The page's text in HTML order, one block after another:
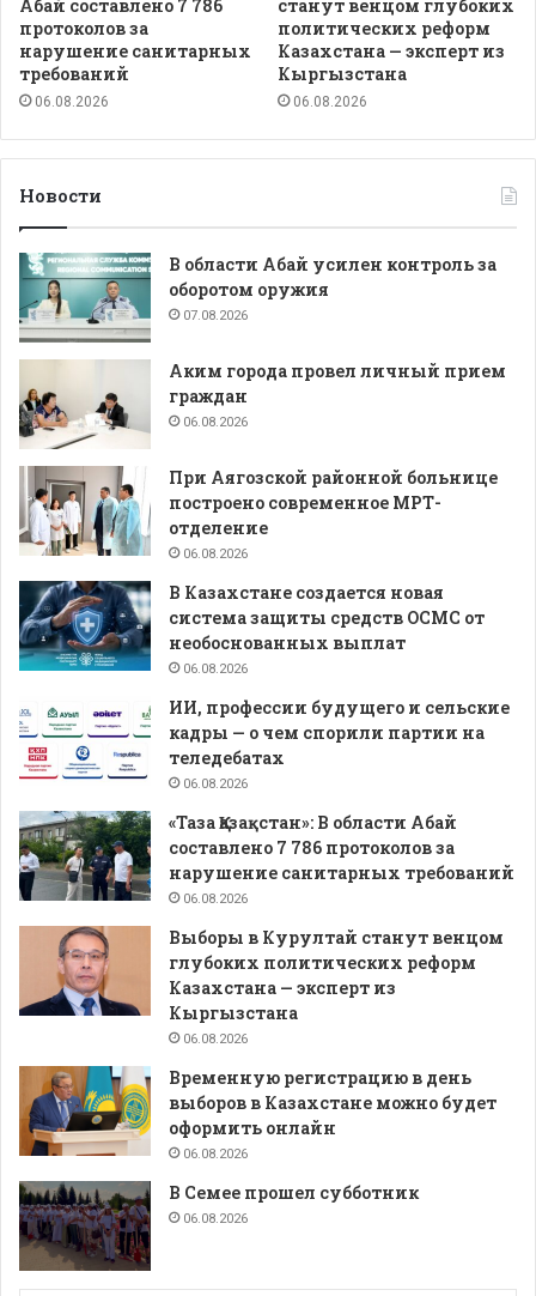
Абай составлено 7 786
протоколов за
нарушение санитарных
требований
06.08.2026
станут венцом глубоких
политических реформ
Казахстана — эксперт из
Кыргызстана
06.08.2026
Новости
В области Абай усилен контроль за
оборотом оружия
07.08.2026
Аким города провел личный прием
граждан
06.08.2026
При Аягозской районной больнице
построено современное МРТ-
отделение
06.08.2026
В Казахстане создается новая
система защиты средств ОСМС от
необоснованных выплат
06.08.2026
ИИ, профессии будущего и сельские
кадры — о чем спорили партии на
теледебатах
06.08.2026
«Таза Қазақстан»: В области Абай
составлено 7 786 протоколов за
нарушение санитарных требований
06.08.2026
Выборы в Курултай станут венцом
глубоких политических реформ
Казахстана — эксперт из
Кыргызстана
06.08.2026
Временную регистрацию в день
выборов в Казахстане можно будет
оформить онлайн
06.08.2026
В Семее прошел субботник
06.08.2026